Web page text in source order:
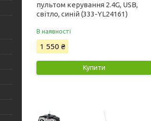
пультом керування 2.4G, USB,
світло, синій (333-YL24161)
В наявності
1 550 ₴
Купити